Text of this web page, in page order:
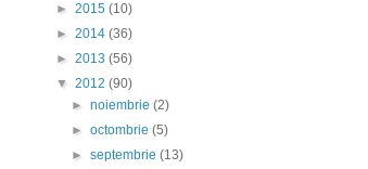
► 2015 (10)
► 2014 (36)
► 2013 (56)
▼ 2012 (90)
►noiembrie(2)
►octombrie(5)
►septembrie(13)